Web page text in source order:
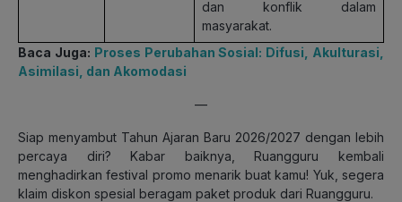
dan konflik dalam
masyarakat.
Baca Juga: Proses Perubahan Sosial: Difusi, Akulturasi,
Asimilasi, dan Akomodasi
—
Siap menyambut Tahun Ajaran Baru 2026/2027 dengan lebih
percaya diri? Kabar baiknya, Ruangguru kembali
menghadirkan festival promo menarik buat kamu! Yuk, segera
klaim diskon spesial beragam paket produk dari Ruangguru.